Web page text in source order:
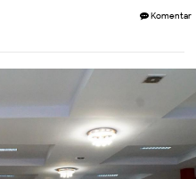
Komentar